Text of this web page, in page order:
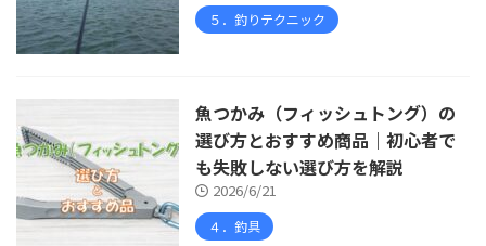
５．釣りテクニック
魚つかみ（フィッシュトング）の
選び方とおすすめ商品｜初心者で
も失敗しない選び方を解説
2026/6/21
４．釣具